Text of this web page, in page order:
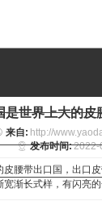
是世界上大的皮
来自: http://
发布时间:2022-
腰带出口国，出口
渐长式样，有闪亮的